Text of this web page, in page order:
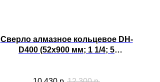
Сверло алмазное кольцевое DH-
D400 (52х900 мм; 1 1/4; 5